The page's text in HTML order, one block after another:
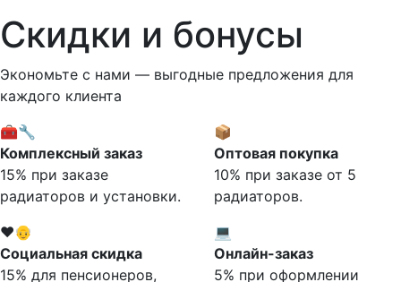
Скидки и бонусы
Экономьте с нами — выгодные предложения для
каждого клиента
🧰🔧
Комплексный заказ
15% при заказе
радиаторов и установки.
📦
Оптовая покупка
10% при заказе от 5
радиаторов.
❤️👴
Социальная скидка
15% для пенсионеров,
💻
Онлайн-заказ
5% при оформлении